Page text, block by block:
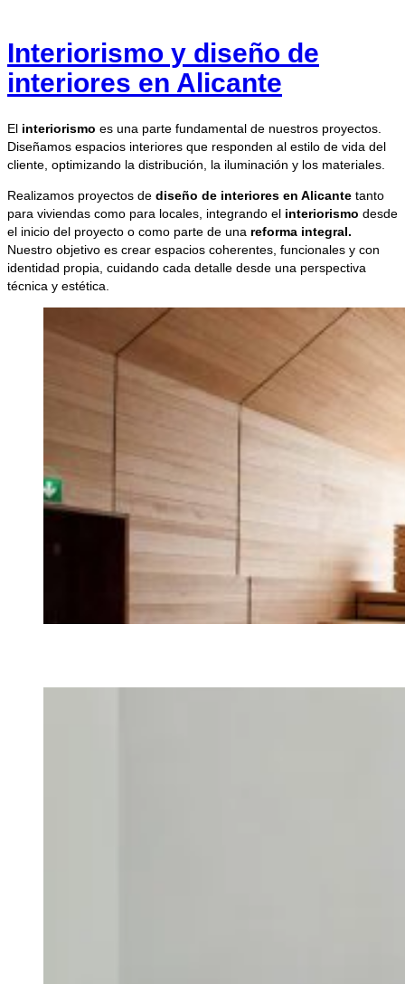
Interiorismo y diseño de
interiores en Alicante
El interiorismo es una parte fundamental de nuestros proyectos.
Diseñamos espacios interiores que responden al estilo de vida del
cliente, optimizando la distribución, la iluminación y los materiales.
Realizamos proyectos de diseño de interiores en Alicante tanto
para viviendas como para locales, integrando el interiorismo desde
el inicio del proyecto o como parte de una reforma integral.
Nuestro objetivo es crear espacios coherentes, funcionales y con
identidad propia, cuidando cada detalle desde una perspectiva
técnica y estética.